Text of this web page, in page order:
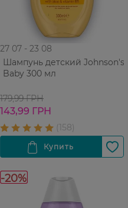
27 07 - 23 08
Шампунь детский Johnson's
Baby 300 мл
179,99 ГРН
143,99 ГРН
-20%